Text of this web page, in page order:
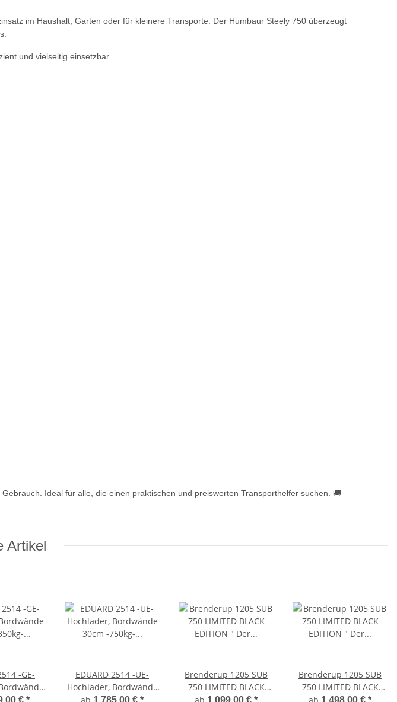
im Haushalt, Garten oder für kleinere Transporte. Der Humbaur Steely 750 überzeugt
und vielseitig einsetzbar.
Ideal für alle, die einen praktischen und preiswerten Transporthelfer suchen. 🚚
Artikel
-GE-
Lfh:
€ *
EDUARD 2514 -UE-
Hochlader, Bordwände
30cm -750kg- Lfh: 56cm
ab 1.785,00 € *
Brenderup 1205 SUB
750 LIMITED BLACK
EDITION " Der neue
ab 1.099,00 € *
Brenderup 1205 SUB
750 LIMITED BLACK
EDITION " Der neue
ab 1.498,00 € *